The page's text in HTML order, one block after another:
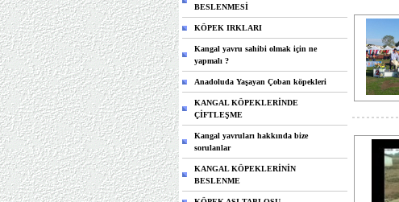
BESLENMESİ
KÖPEK IRKLARI
Kangal yavru sahibi olmak için ne
yapmalı ?
Anadoluda Yaşayan Çoban köpekleri
KANGAL KÖPEKLERİNDE
ÇİFTLEŞME
Kangal yavruları hakkında bize
sorulanlar
KANGAL KÖPEKLERİNİN
BESLENME